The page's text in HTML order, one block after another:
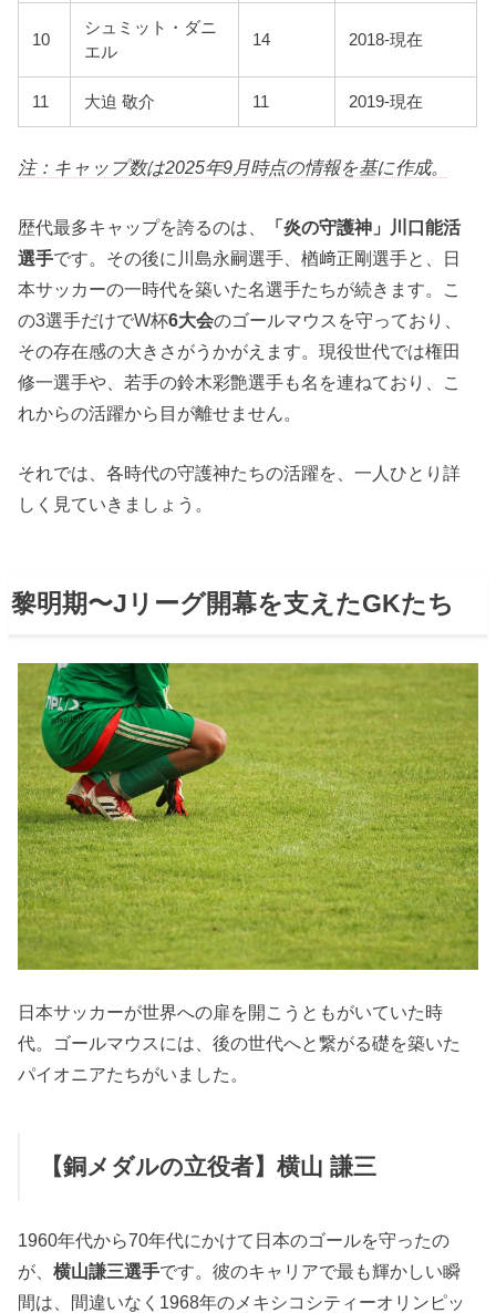
10
シュミット・ダニ
エル
14 2018-現在
11 大迫 敬介 11 2019-現在
注：キャップ数は2025年9月時点の情報を基に作成。
歴代最多キャップを誇るのは、
「炎の守護神」川口能活
選手です。その後に川島永嗣選手、楢﨑正剛選手と、日
本サッカーの一時代を築いた名選手たちが続きます。こ
の3選手だけでW杯6大会のゴールマウスを守っており、
その存在感の大きさがうかがえます。現役世代では権田
修一選手や、若手の鈴木彩艶選手も名を連ねており、こ
れからの活躍から目が離せません。
それでは、各時代の守護神たちの活躍を、一人ひとり詳
しく見ていきましょう。
黎明期〜Jリーグ開幕を支えたGKたち
日本サッカーが世界への扉を開こうともがいていた時
代。ゴールマウスには、後の世代へと繋がる礎を築いた
パイオニアたちがいました。
【銅メダルの立役者】横山 謙三
1960年代から70年代にかけて日本のゴールを守ったの
が、横山謙三選手です。彼のキャリアで最も輝かしい瞬
間は、間違いなく1968年のメキシコシティーオリンピッ